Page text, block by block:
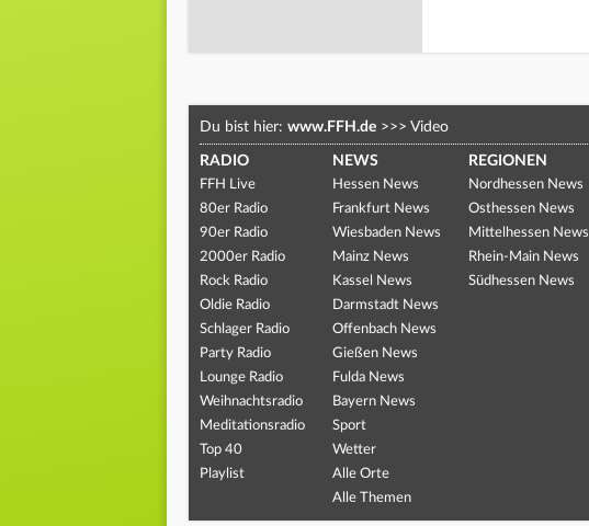
Du bist hier: www.FFH.de >>> Video
RADIO
FFH Live
80er Radio
90er Radio
2000er Radio
Rock Radio
Oldie Radio
Schlager Radio
Party Radio
Lounge Radio
Weihnachtsradio
Meditationsradio
Top 40
Playlist
NEWS
Hessen News
Frankfurt News
Wiesbaden News
Mainz News
Kassel News
Darmstadt News
Offenbach News
Gießen News
Fulda News
Bayern News
Sport
Wetter
Alle Orte
Alle Themen
REGIONEN
Nordhessen News
Osthessen News
Mittelhessen News
Rhein-Main News
Südhessen News